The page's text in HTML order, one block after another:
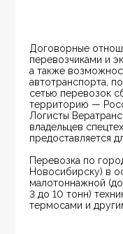
Договорные
перевозчиками и
а также
автотранспорта,
сетью перевозок
территорию —
Логисты
владельцев
предоставляется
Перевозка по
Новосибирску) в
малотоннажной
3 до 10 тонн)
термосами и